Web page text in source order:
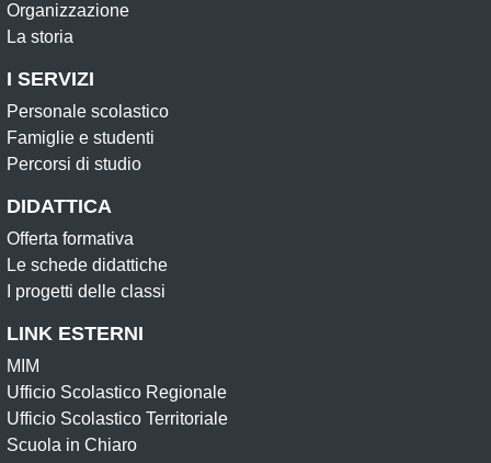
Organizzazione
La storia
I SERVIZI
Personale scolastico
Famiglie e studenti
Percorsi di studio
DIDATTICA
Offerta formativa
Le schede didattiche
I progetti delle classi
LINK ESTERNI
MIM
Ufficio Scolastico Regionale
Ufficio Scolastico Territoriale
Scuola in Chiaro